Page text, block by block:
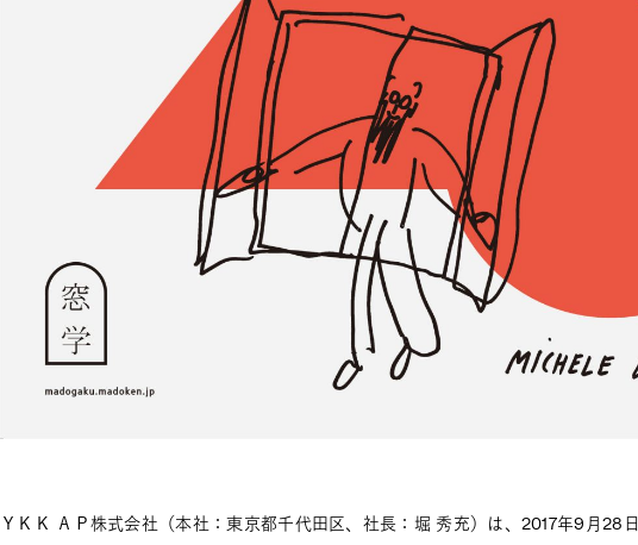
ＹＫＫ ＡＰ株式会社（本社：東京都千代田区、社長：堀 秀充）は、2017年9月28